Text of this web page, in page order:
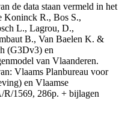
de data staan vermeld in het
Koninck R., Bos S.,
L., Lagrou, D.,
B., Van Baelen K. &
(G3Dv3) en
van Vlaanderen.
Vlaams Planbureau voor
en Vlaamse
1569, 286p. + bijlagen